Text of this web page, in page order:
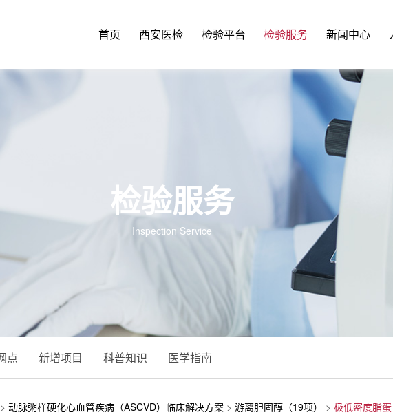
首页 西安医检 检验平台 检验服务 新闻中心
检验服务
Inspection Service
点 新增项目 科普知识 医学指南
> 动脉粥样硬化心血管疾病（ASCVD）临床解决方案 > 游离胆固醇（19项） > 极低密度脂